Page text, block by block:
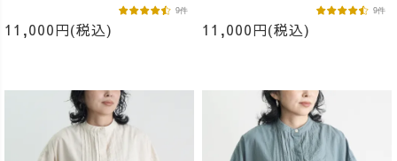
11,000円(税込)
9件
11,000円(税込)
9件